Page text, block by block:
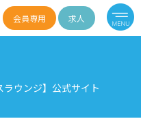
会員専用 求人
ウンジ】公式サイト